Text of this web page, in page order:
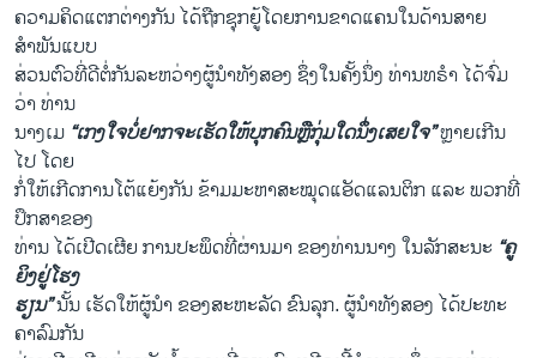
ຄວາມຄິດແຕກຕ່າງກັນ ໄດ້ຖືກຊຸກຍູ້ໂດຍການຂາດແຄນໃນດ້ານສາຍ
ສຳພັນແບບ
ສ່ວນຕົວທີ່ດີຕໍ່ກັນລະຫວ່າງຜູ້ນຳທັງສອງ ຊຶ່ງໃນຄັ້ງນຶ່ງ ທ່ານທຣຳ ໄດ້ຈົ່ມ
ວ່າ ທ່ານ
ນາງເມ “ເກງໃຈບໍ່ຢາກຈະເຮັດໃຫ້ບຸກຄົນຫຼືກຸ່ມໃດນຶ່ງເສຍໃຈ”ຫຼາຍເກີນ
ໄປ ໂດຍ
ກໍ່ໃຫ້ເກີດການໂຕ້ແຍ້ງກັນ ຂ້າມມະຫາສະໝຸດແອັດແລນຕິກ ແລະ ພວກທີ່
ປຶກສາຂອງ
ທ່ານ ໄດ້ເປີດເຜີຍ ການປະພຶດທີ່ຜ່ານມາ ຂອງທ່ານນາງ ໃນ​ລັກ​ສະ​ນະ “ຄູ​
ຍິງຢູ່ໂຮງ
ຮຽນ”ນັ້ນ ເຮັດໃຫ້ຜູ້ນຳ ຂອງສະຫະລັດ ຂົນລຸກ. ຜູ້ນຳທັງສອງ ໄດ້ປະທະ
ຄາລົມກັນ